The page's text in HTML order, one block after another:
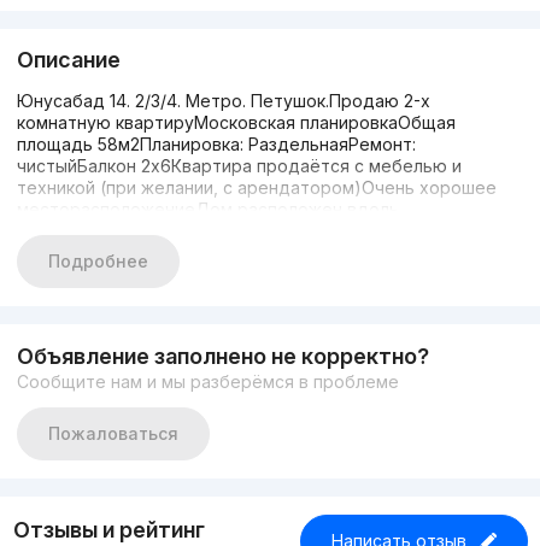
Описание
Юнусабад 14. 2/3/4. Метро. Петушок.Продаю 2-х
комнатную квартируМосковская планировкаОбщая
площадь 58м2Планировка: РаздельнаяРемонт:
чистыйБалкон 2х6Квартира продаётся с мебелью и
техникой (при желании, с арендатором)Очень хорошее
месторасположениеДом расположен вдоль
"Петушок", Корзинка, Капитал банкЦена
76500$+998909358560 Азиз
Подробнее
Объявление заполнено не корректно?
Сообщите нам и мы разберёмся в проблеме
Пожаловаться
Отзывы и рейтинг Написать отзыв